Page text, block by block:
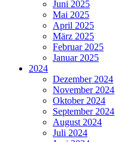
Juni 2025
Mai 2025
April 2025
März 2025
Februar 2025
Januar 2025
2024
Dezember 2024
November 2024
Oktober 2024
September 2024
August 2024
Juli 2024